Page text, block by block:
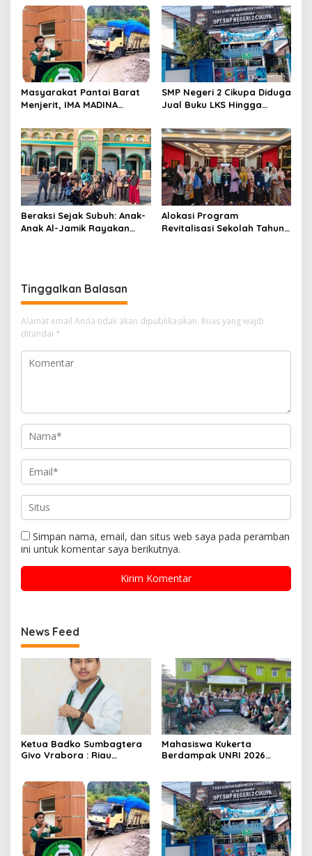
Standar Tinggi Dalam Tata
Kelola BUMD yang Bersih
dan Akuntabel
Lilin Aromaterapi dari
Minyak Jelantah Bersama
Ibu-Ibu PPK di Desa Pekan
Tua, Kempas.
Masyarakat Pantai Barat
Menjerit, IMA MADINA
Perbaikan Total Jalan
Lintas Batang Natal- Natal
SMP Negeri 2 Cikupa Diduga
Jual Buku LKS Hingga
Beraksi Sejak Subuh: Anak-
Anak Al-Jamik Rayakan
Alokasi Program
Revitalisasi Sekolah Tahun
Tinggalkan Balasan
Alamat email Anda tidak akan dipublikasikan. Ruas yang wajib
ditandai *
Simpan nama, email, dan situs web saya pada peramban
ini untuk komentar saya berikutnya.
News Feed
Ketua Badko Sumbagtera
Givo Vrabora : Riau
Kelola BUMD yang Bersih
dan Akuntabel
Mahasiswa Kukerta
Berdampak UNRI 2026
Minyak Jelantah Bersama
Ibu-Ibu PPK di Desa Pekan
Tua, Kempas.